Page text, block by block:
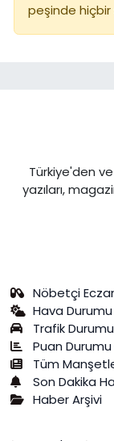
peşinde
Türkiye'den
yazıları,
Nöbetçi
Hava Durumu
Trafik Durumu
Puan
Tüm
Son Dakika
Haber Arşivi